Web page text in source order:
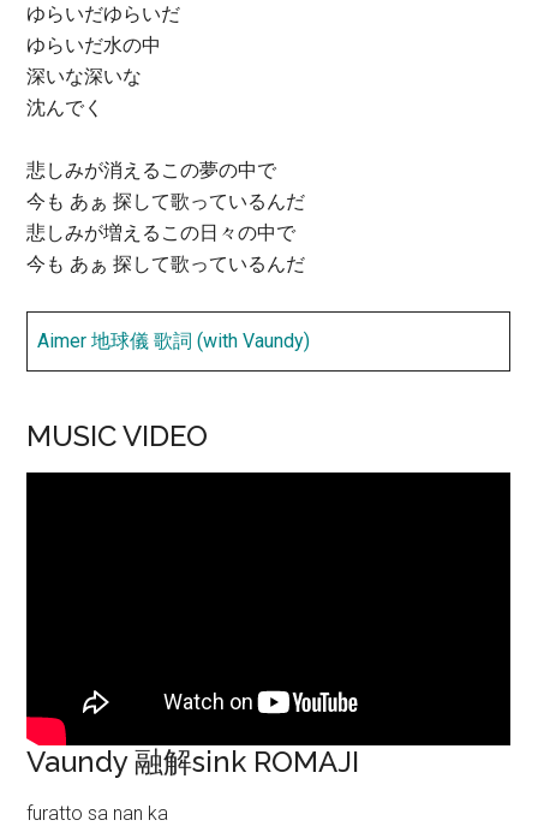
ゆらいだゆらいだ
ゆらいだ水の中
深いな深いな
沈んでく
悲しみが消えるこの夢の中で
今も あぁ 探して歌っているんだ
悲しみが増えるこの日々の中で
今も あぁ 探して歌っているんだ
Aimer 地球儀 歌詞 (with Vaundy)
MUSIC VIDEO
Vaundy 融解sink ROMAJI
furatto sa nan ka